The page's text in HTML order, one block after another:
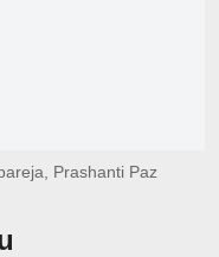
Prashanti Paz